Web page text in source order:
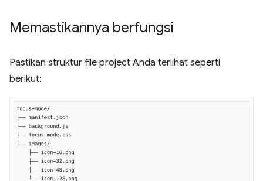
Memastikannya berfungsi
Pastikan struktur file project Anda terlihat seperti
berikut: